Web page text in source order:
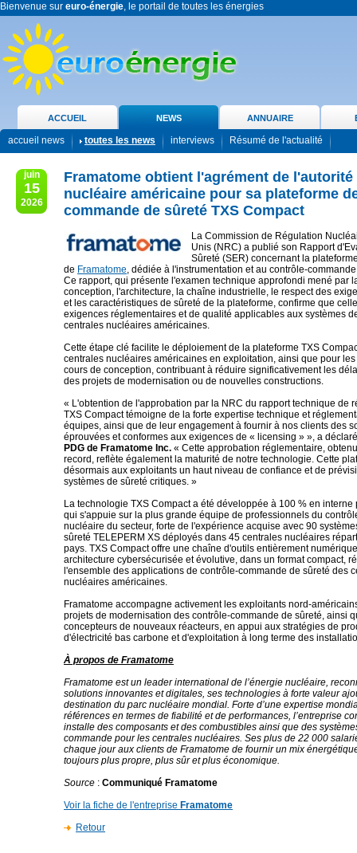
Bienvenue sur euro-énergie, le portail de toutes les énergies
ACCUEIL NEWS ANNUAIRE
accueil news toutes les news interviews Résumé de l'actualité
juin
15
2026
Framatome obtient l'agrément de l'autorité
nucléaire américaine pour sa plateforme
commande de sûreté TXS Compact
La Commission de Régulation
Unis (NRC) a publié son Rapport
Sûreté (SER) concernant la
de Framatome, dédiée à l'instrumentation et au contrôle-
Ce rapport, qui présente l'examen technique approfondi mené par
conception, l'architecture, la chaîne industrielle, le respect des
et les caractéristiques de sûreté de la plateforme, confirme que
exigences réglementaires et de qualité applicables aux systèmes
centrales nucléaires américaines.
Cette étape clé facilite le déploiement de la plateforme TXS
centrales nucléaires américaines en exploitation, ainsi que pour
cours de conception, contribuant à réduire significativement les
des projets de modernisation ou de nouvelles constructions.
« L'obtention de l'approbation par la NRC du rapport technique de
TXS Compact témoigne de la forte expertise technique et
équipes, ainsi que de leur engagement à fournir à nos clients des
éprouvées et conformes aux exigences de « licensing » », a
PDG de Framatome Inc. « Cette approbation réglementaire,
record, reflète également la maturité de notre technologie. Cette
désormais aux exploitants un haut niveau de confiance et de
systèmes de sûreté critiques. »
La technologie TXS Compact a été développée à 100 % en interne
qui s'appuie sur la plus grande équipe de professionnels du
nucléaire du secteur, forte de l'expérience acquise avec 90
sûreté TELEPERM XS déployés dans 45 centrales nucléaires
pays. TXS Compact offre une chaîne d'outils entièrement
architecture cybersécurisée et évolutive, dans un format compact,
l'ensemble des applications de contrôle-commande de sûreté des
nucléaires américaines.
Framatome accompagne activement les exploitants nord-
projets de modernisation des contrôle-commande de sûreté, ainsi
concepteurs de nouveaux réacteurs, en appui aux stratégies de
d'électricité bas carbone et d'exploitation à long terme des
À propos de Framatome
Framatome est un leader international de l’énergie nucléaire,
solutions innovantes et digitales, ses technologies à forte valeur
destination du parc nucléaire mondial. Forte d’une expertise
références en termes de fiabilité et de performances, l’entreprise
installe des composants et des combustibles ainsi que des
commande pour les centrales nucléaires. Ses plus de 22 000
chaque jour aux clients de Framatome de fournir un mix
toujours plus propre, plus sûr et plus économique.
Source : Communiqué Framatome
Voir la fiche de l'entreprise Framatome
Retour